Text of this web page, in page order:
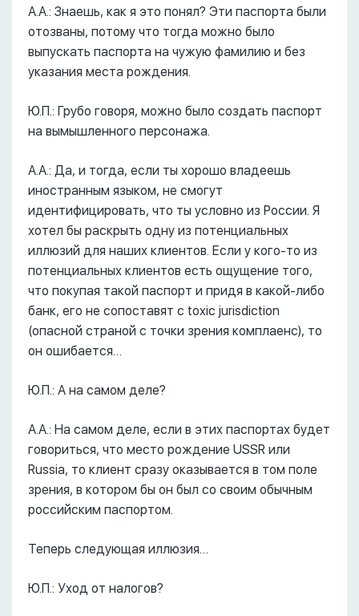
А.А.: Знаешь, как я это понял? Эти паспорта были
отозваны, потому что тогда можно было
выпускать паспорта на чужую фамилию и без
указания места рождения.
Ю.П.: Грубо говоря, можно было создать паспорт
на вымышленного персонажа.
А.А.: Да, и тогда, если ты хорошо владеешь
иностранным языком, не смогут
идентифицировать, что ты условно из России. Я
хотел бы раскрыть одну из потенциальных
иллюзий для наших клиентов. Если у кого-то из
потенциальных клиентов есть ощущение того,
что покупая такой паспорт и придя в какой-либо
банк, его не сопоставят с toxic jurisdiction
(опасной страной с точки зрения комплаенс), то
он ошибается…
Ю.П.: А на самом деле?
А.А.: На самом деле, если в этих паспортах будет
говориться, что место рождение USSR или
Russia, то клиент сразу оказывается в том поле
зрения, в котором бы он был со своим обычным
российским паспортом.
Теперь следующая иллюзия…
Ю.П.: Уход от налогов?